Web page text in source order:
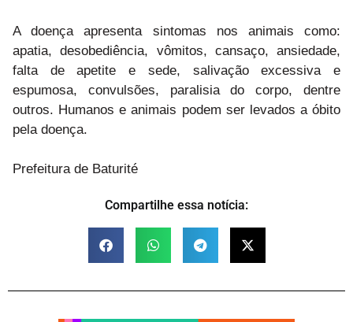
A doença apresenta sintomas nos animais como:
apatia, desobediência, vômitos, cansaço, ansiedade,
falta de apetite e sede, salivação excessiva e
espumosa, convulsões, paralisia do corpo, dentre
outros. Humanos e animais podem ser levados a óbito
pela doença.
Prefeitura de Baturité
Compartilhe essa notícia: